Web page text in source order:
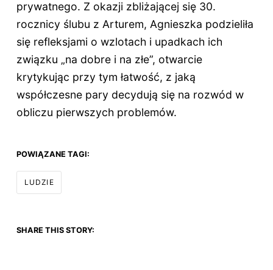
prywatnego. Z okazji zbliżającej się 30.
rocznicy ślubu z Arturem, Agnieszka podzieliła
się refleksjami o wzlotach i upadkach ich
związku „na dobre i na złe”, otwarcie
krytykując przy tym łatwość, z jaką
współczesne pary decydują się na rozwód w
obliczu pierwszych problemów.
POWIĄZANE TAGI:
LUDZIE
SHARE THIS STORY: